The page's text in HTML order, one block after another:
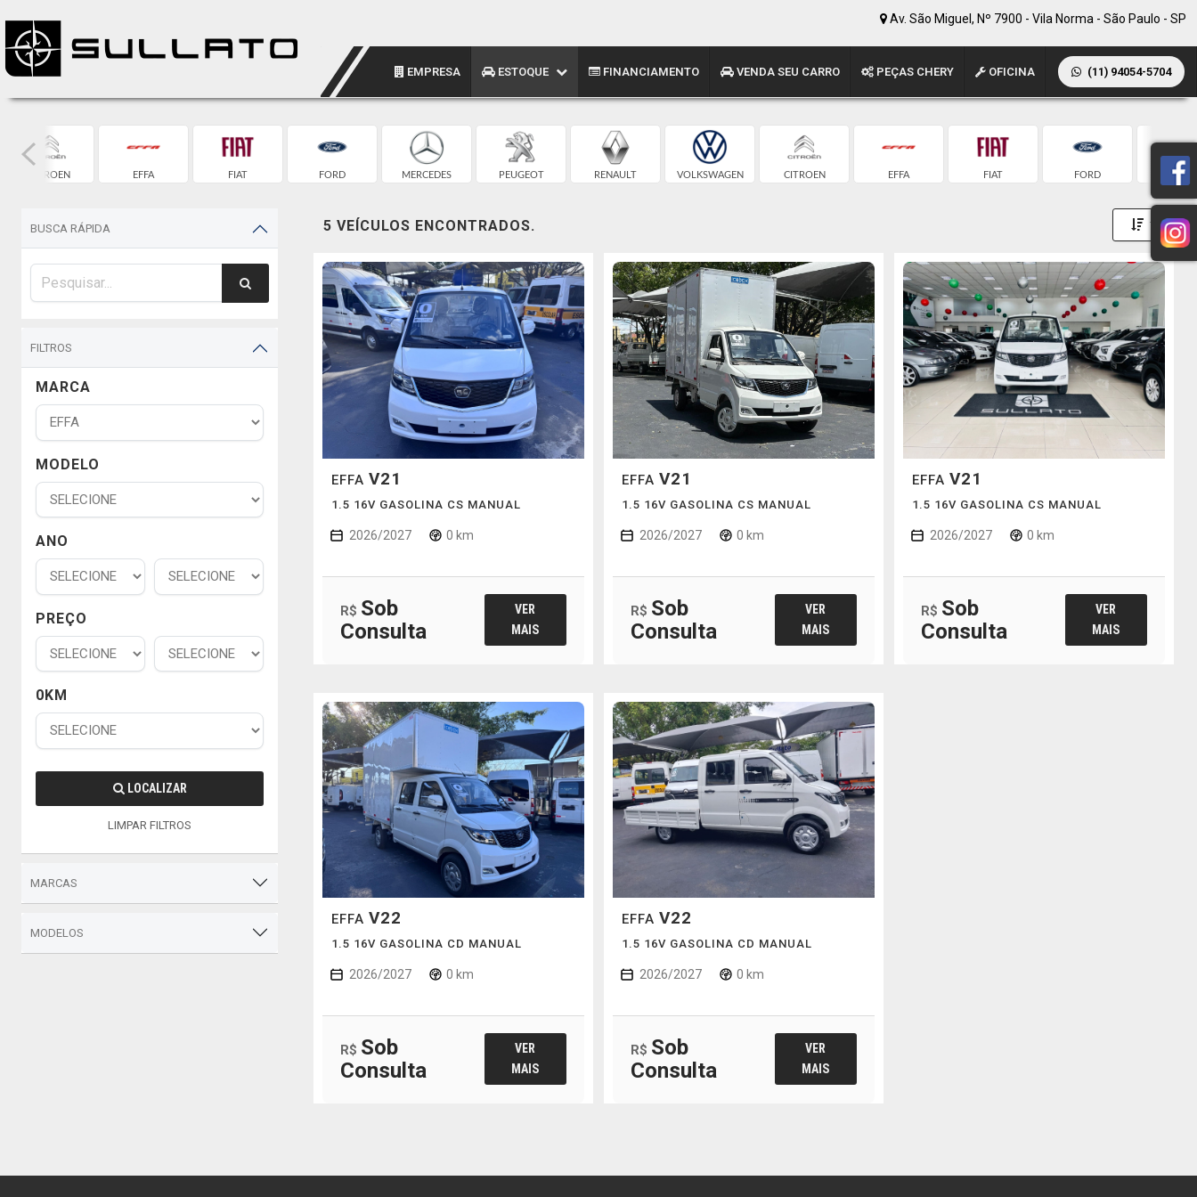
Av. São Miguel, Nº 7900 - Vila Norma - São Paulo - SP
EMPRESA ESTOQUE FINANCIAMENTO VENDA SEU CARRO PEÇAS CHERY OFICINA (11) 94054-5704
CITROEN EFFA FIAT FORD MERCEDES PEUGEOT RENAULT VOLKSWAGEN CITROEN EFFA FIAT FORD
BUSCA RÁPIDA
FILTROS
MARCA
MODELO
ANO
PREÇO
0KM
LOCALIZAR
LIMPAR FILTROS
MARCAS
MODELOS
5 VEÍCULOS ENCONTRADOS. Toggle
EFFA V21
1.5 16V GASOLINA CS MANUAL
2026/2027 0 km
R$ Sob
Consulta
VER
MAIS
EFFA V21
1.5 16V GASOLINA CS MANUAL
2026/2027 0 km
R$ Sob
Consulta
VER
MAIS
EFFA V21
1.5 16V GASOLINA CS MANUAL
2026/2027 0 km
R$ Sob
Consulta
VER
MAIS
EFFA V22
1.5 16V GASOLINA CD MANUAL
2026/2027 0 km
R$ Sob
Consulta
VER
MAIS
EFFA V22
1.5 16V GASOLINA CD MANUAL
2026/2027 0 km
R$ Sob
Consulta
VER
MAIS